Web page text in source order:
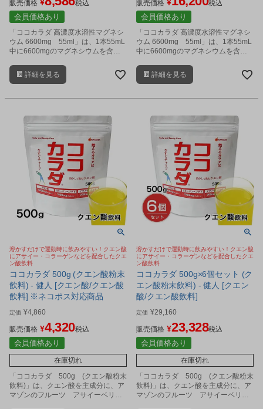
販売価格 ¥ 税込
会員価格あり
「ココカラダ 高濃度水溶性マグネシ
ウム 6600mg 55ml」は、1本55mL
中に6600mgのマグネシウムを含有
です。
詳細を見る
販売価格 ¥ 税込
会員価格あり
「ココカラダ 高濃度水溶性マグネシ
ウム 6600mg 55ml」は、1本55mL
中に6600mgのマグネシウムを含有
です。
詳細を見る
溶かすだけで運動時に飲みやすい！クエン酸
にアサイー・コラーゲンなどを配合したクエ
ン酸飲料
ココカラダ 500g (クエン酸粉末
飲料) - 健人 [クエン酸/クエン酸
飲料] ※ネコポス対応商品
定価 ¥4,860
販売価格 ¥4,320税込
会員価格あり
在庫切れ
「ココカラダ 500g (クエン酸粉末
飲料)」は、クエン酸を主成分に、ア
マゾンのフルーツ アサイーベリ
溶かすだけで運動時に飲みやすい！クエン酸
にアサイー・コラーゲンなどを配合したクエ
ン酸飲料
ココカラダ 500g×6個セット (ク
エン酸粉末飲料) - 健人 [クエン
酸/クエン酸飲料]
定価 ¥29,160
販売価格 ¥23,328税込
会員価格あり
在庫切れ
「ココカラダ 500g (クエン酸粉末
飲料)」は、クエン酸を主成分に、ア
マゾンのフルーツ アサイーベリ